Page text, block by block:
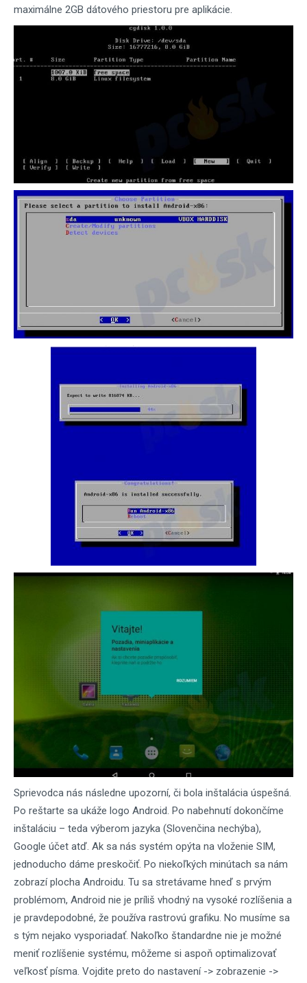
maximálne 2GB dátového priestoru pre aplikácie.
Sprievodca nás následne upozorní, či bola inštalácia úspešná.
Po reštarte sa ukáže logo Android. Po nabehnutí dokončíme
inštaláciu – teda výberom jazyka (Slovenčina nechýba),
Google účet atď. Ak sa nás systém opýta na vloženie SIM,
jednoducho dáme preskočiť. Po niekoľkých minútach sa nám
zobrazí plocha Androidu. Tu sa stretávame hneď s prvým
problémom, Android nie je príliš vhodný na vysoké rozlíšenia a
je pravdepodobné, že používa rastrovú grafiku. No musíme sa
s tým nejako vysporiadať. Nakoľko štandardne nie je možné
meniť rozlíšenie systému, môžeme si aspoň optimalizovať
veľkosť písma. Vojdite preto do nastavení -> zobrazenie ->